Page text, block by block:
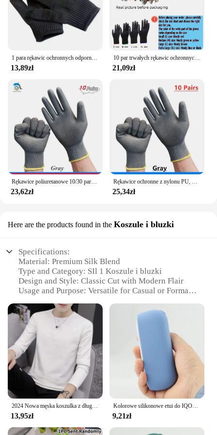
1 para rękawic ochronnych odpornych na przecięcie z drutu ze stali nierdzewnej Rękawice przemysłowe, odporne na zarysowania, odporne na zużycie, bezpieczne i niezawodne
13,89zł
10 par trwałych rękawic ochronnych - antypoślizgowe, odporne na zużycie, ochrona przed ESD do ogrodnictwa i obróbki drewna
21,09zł
23,62zł 25,34zł
Here are the products found in the Koszule i bluzki
Specifications:
Material: Premium Silk Blend
Type and Category: SIl 1 Koszule i bluzki
Design and Style: Classic Cut with Modern Flair
Usage and Purpose: Versatile for Casual or Formal
Performance and Property: Breathable, Wrinkle-
Resistant Fabric
Parts and Accessories: Comes as a Set, Including a
Variety of Styles
Features:
**Elegant Comfort for Every Occasion**
Step into the world of effortless sophistication with
our SIl 1 Koszule i bluzki collection. Crafted from a
luxurious silk blend, these shirts and blouses offer a
premium feel that's both breathable and wrinkle-
resistant, ensuring you look impeccable from dawn
till dusk. Whether you're attending a business
13,95zł
Kolorowe silikonowe etui do IQOS 3.0 Duo pełna ochrona etui do IQOS 3 akcesoria do antypoślizgowej osłony na papierosa
9,21zł